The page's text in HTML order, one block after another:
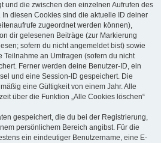
und die zwischen den einzelnen Aufrufen des
In diesen Cookies sind die aktuelle ID deiner
zugeordnet werden können),
dir gelesenen Beiträge (zur Markierung
sofern du nicht angemeldet bist) sowie
Teilnahme an Umfragen (sofern du nicht
Ferner werden deine Benutzer-ID, ein
und eine Session-ID gespeichert. Die
eine Gültigkeit von einem Jahr. Alle
über die Funktion „Alle Cookies löschen“
gespeichert, die du bei der Registrierung,
persönlichem Bereich angibst. Für die
ein eindeutiger Benutzername, eine E-